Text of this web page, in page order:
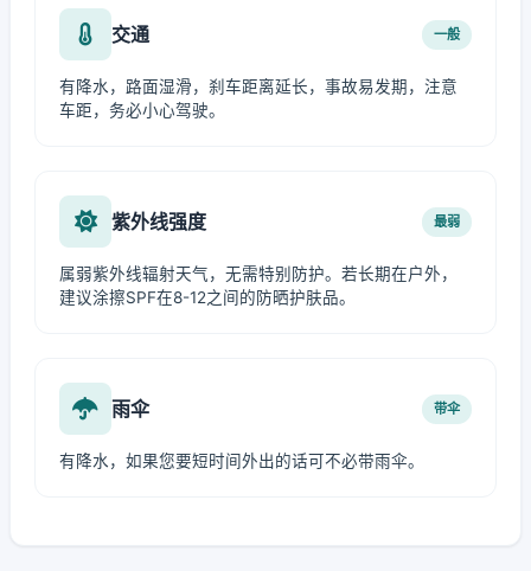
交通 一般
有降水，路面湿滑，刹车距离延长，事故易发期，注意
车距，务必小心驾驶。
紫外线强度 最弱
属弱紫外线辐射天气，无需特别防护。若长期在户外，
建议涂擦SPF在8-12之间的防晒护肤品。
雨伞 带伞
有降水，如果您要短时间外出的话可不必带雨伞。